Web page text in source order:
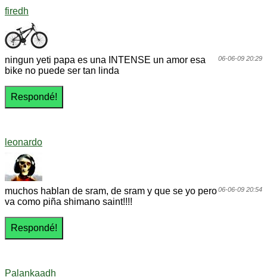
firedh
06-06-09 20:29
ningun yeti papa es una INTENSE un amor esa
bike no puede ser tan linda
leonardo
06-06-09 20:54
muchos hablan de sram, de sram y que se yo pero
va como piña shimano saint!!!!
Palankaadh